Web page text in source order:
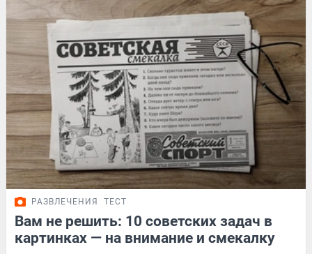
РАЗВЛЕЧЕНИЯ ТЕСТ
Вам не решить: 10 советских задач в
картинках — на внимание и смекалку